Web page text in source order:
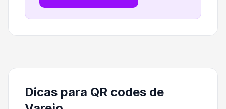
Dicas para QR codes de